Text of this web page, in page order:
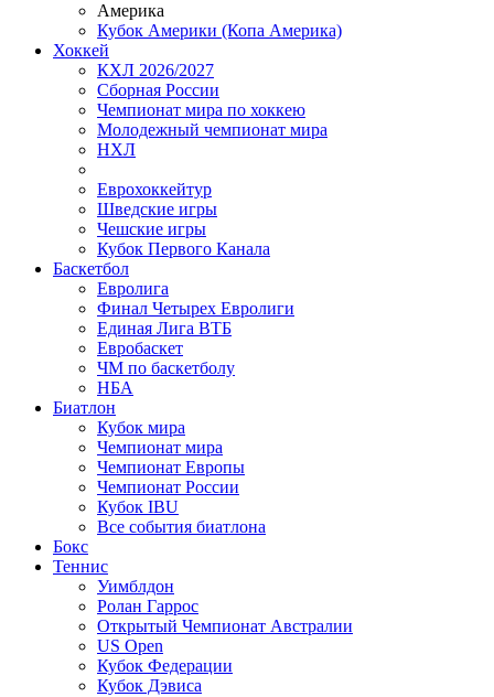
Америка
Кубок Америки (Копа Америка)
Хоккей
КХЛ 2026/2027
Сборная России
Чемпионат мира по хоккею
Молодежный чемпионат мира
НХЛ
Еврохоккейтур
Шведские игры
Чешские игры
Кубок Первого Канала
Баскетбол
Евролига
Финал Четырех Евролиги
Единая Лига ВТБ
Евробаскет
ЧМ по баскетболу
НБА
Биатлон
Кубок мира
Чемпионат мира
Чемпионат Европы
Чемпионат России
Кубок IBU
Все события биатлона
Бокс
Теннис
Уимблдон
Ролан Гаррос
Открытый Чемпионат Австралии
US Open
Кубок Федерации
Кубок Дэвиса